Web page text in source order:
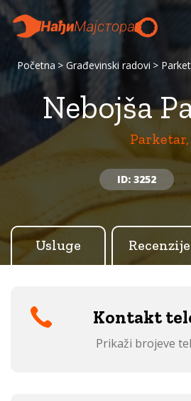
Početna Građevinski radovi
Nebojša
Parketar,
ID: 3252
Usluge Recenzije
Kontakt
Prikaži brojeve